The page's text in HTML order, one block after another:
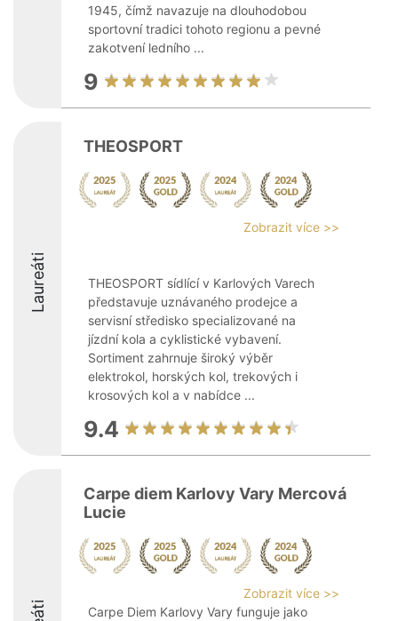
1945, čímž navazuje na dlouhodobou
sportovní tradici tohoto regionu a pevné
zakotvení ledního ...
9
Laureáti
THEOSPORT
Zobrazit více >>
THEOSPORT sídlící v Karlových Varech
představuje uznávaného prodejce a
servisní středisko specializované na
jízdní kola a cyklistické vybavení.
Sortiment zahrnuje široký výběr
elektrokol, horských kol, trekových i
krosových kol a v nabídce ...
9.4
Carpe diem Karlovy Vary Mercová
Lucie
Zobrazit více >>
Carpe Diem Karlovy Vary funguje jako